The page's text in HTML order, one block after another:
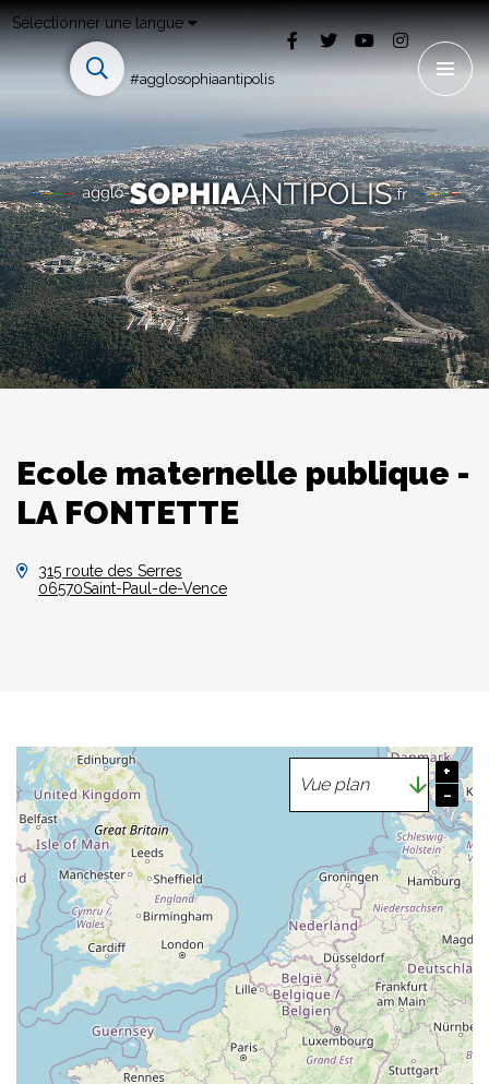
Sélectionner une langue
#agglosophiaantipolis
Ecole maternelle publique -
LA FONTETTE
315 route des Serres
06570Saint-Paul-de-Vence
+
−